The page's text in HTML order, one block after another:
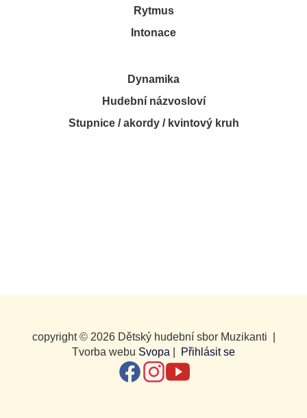
Rytmus
Intonace
Dynamika
Hudební názvosloví
Stupnice / akordy / kvintový kruh
copyright © 2026 Dětský hudební sbor Muzikanti |
Tvorba webu Svopa Přihlásit se